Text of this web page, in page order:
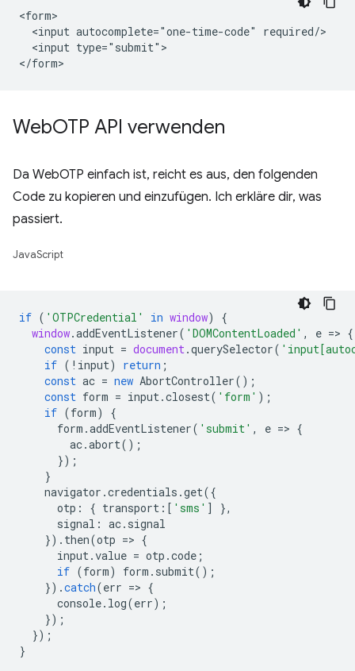
<form>
  <input autocomplete="one-time-code" required/>
  <input type="submit">
WebOTP API verwenden
Da WebOTP einfach ist, reicht es aus, den folgenden
Code zu kopieren und einzufügen. Ich erkläre dir, was
passiert.
JavaScript
if ( 'OTPCredential' in window)
{
window.addEventListener( 'DOMContentLoaded' , e => {
const input = document.querySelector(
if ( ! input) return ;
const ac = new AbortController();
const form = input.closest( 'form' );
if (form)
{
form .addEventListener( 'submit' , e => {
ac.abort();
});
}
navigator .credentials .get({
otp : { transport : [ 'sms' ]
},
signal : ac. signal
}). then(otp => {
input.value = otp .code ;
if (form) form . submit();
}).catch(err => {
console. log(err);
});
});
}